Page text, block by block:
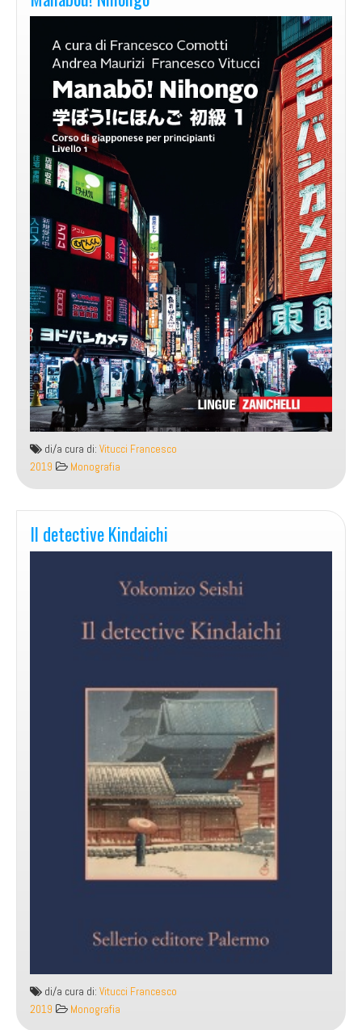
di/a cura di: Vitucci Francesco
2019
Monografia
Il detective Kindaichi
di/a cura di: Vitucci Francesco
2019
Monografia